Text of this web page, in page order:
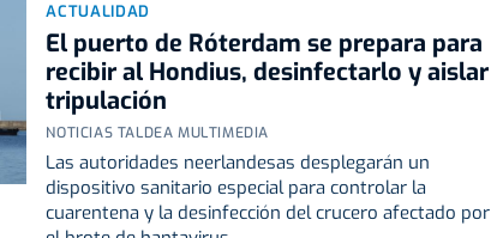
ACTUALIDAD
El puerto de Róterdam se prepara para
recibir al Hondius, desinfectarlo y aislar
tripulación
NOTICIAS TALDEA MULTIMEDIA
Las autoridades neerlandesas desplegarán un
dispositivo sanitario especial para controlar la
cuarentena y la desinfección del crucero afectado por